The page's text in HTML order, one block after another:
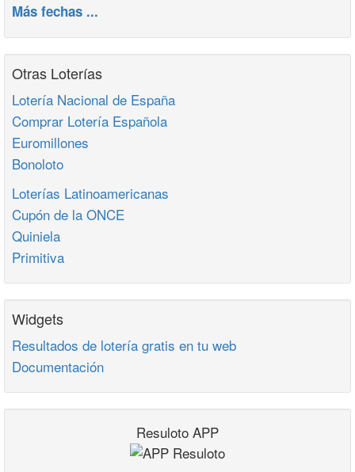
Más fechas ...
Otras Loterías
Lotería Nacional de España
Comprar Lotería Española
Euromillones
Bonoloto
Loterías Latinoamericanas
Cupón de la ONCE
Quiniela
Primitiva
Widgets
Resultados de lotería gratis en tu web
Documentación
Resuloto APP